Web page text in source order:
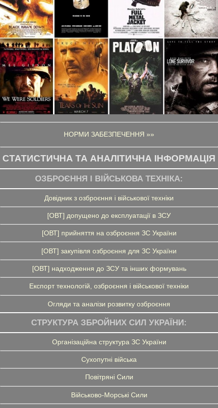
НОРМИ ЗАБЕЗПЕЧЕННЯ »»
СТАТИСТИЧНА ТА АНАЛІТИЧНА ІНФОРМАЦІЯ
ОЗБРОЄННЯ І ВІЙСЬКОВА ТЕХНІКА:
Довідник з озброєння і військової техніки
[ОВТ] допущено до експлуатації в ЗСУ
[ОВТ] прийняття на озброєння ЗС України
[ОВТ] закупівля озброєння для ЗС України
[ОВТ] надходження до ЗСУ та інших формувань
Експорт технологій, озброєння і військової техніки
Огляди та аналізи розвитку озброєння
СТРУКТУРА ЗБРОЙНИХ СИЛ УКРАЇНИ:
Організаційна структура ЗС України
Сухопутні війська
Повітряні Сили
Військово-Морські Сили